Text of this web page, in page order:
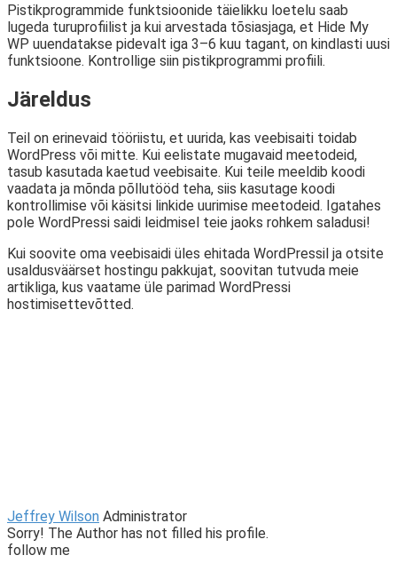
Pistikprogrammide funktsioonide täielikku loetelu saab
lugeda turuprofiilist ja kui arvestada tõsiasjaga, et Hide My
WP uuendatakse pidevalt iga 3–6 kuu tagant, on kindlasti uusi
funktsioone. Kontrollige siin pistikprogrammi profiili.
Järeldus
Teil on erinevaid tööriistu, et uurida, kas veebisaiti toidab
WordPress või mitte. Kui eelistate mugavaid meetodeid,
tasub kasutada kaetud veebisaite. Kui teile meeldib koodi
vaadata ja mõnda põllutööd teha, siis kasutage koodi
kontrollimise või käsitsi linkide uurimise meetodeid. Igatahes
pole WordPressi saidi leidmisel teie jaoks rohkem saladusi!
Kui soovite oma veebisaidi üles ehitada WordPressil ja otsite
usaldusväärset hostingu pakkujat, soovitan tutvuda meie
artikliga, kus vaatame üle parimad WordPressi
hostimisettevõtted.
Jeffrey Wilson Administrator
Sorry! The Author has not filled his profile.
follow me